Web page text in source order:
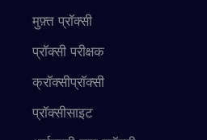
मुफ़्त प्रॉक्सी
प्रॉक्सी परीक्षक
क्रॉक्सीप्रॉक्सी
प्रॉक्सीसाइट